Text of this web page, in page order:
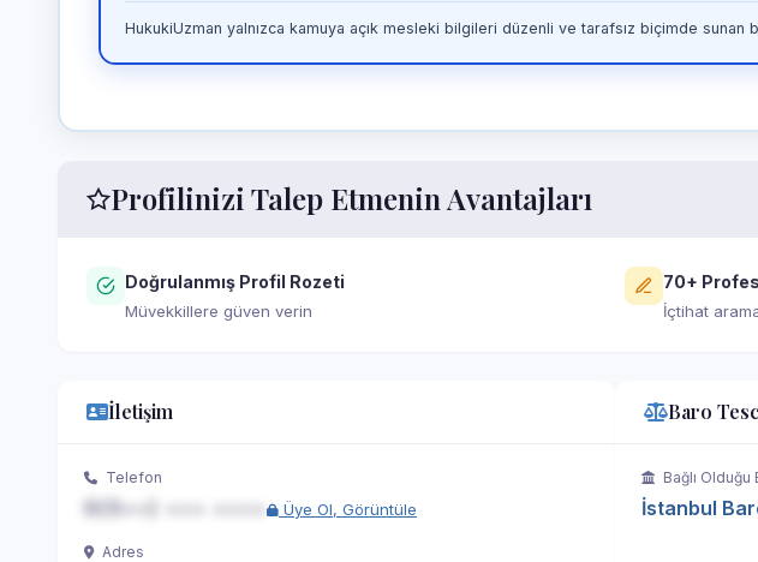
HukukiUzman yalnızca kamuya açık mesleki bilgileri düzenli ve tarafsız biçimde sunan
Profilinizi Talep Etmenin Avantajları
Doğrulanmış Profil Rozeti
Müvekkillere güven verin
70+
İçtihat
İletişim
Telefon
Üye Ol, Görüntüle
Adres
Baro
Bağlı Olduğu
İstanbul